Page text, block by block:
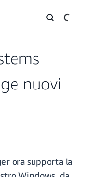
nuovi
ora supporta la